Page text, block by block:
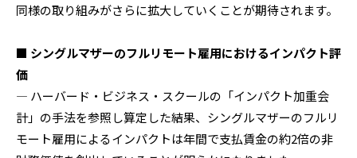
同様の取り組みがさらに拡大していくことが期待されます。
■ シングルマザーのフルリモート雇用におけるインパクト評
価
— ハーバード・ビジネス・スクールの「インパクト加重会
計」の手法を参照し算定した結果、シングルマザーのフルリ
モート雇用によるインパクトは年間で支払賃金の約2倍の非